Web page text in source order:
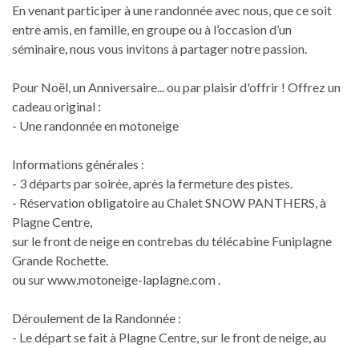
En venant participer à une randonnée avec nous, que ce soit
entre amis, en famille, en groupe ou à l’occasion d’un
séminaire, nous vous invitons à partager notre passion.
Pour Noël, un Anniversaire... ou par plaisir d'offrir ! Offrez un
cadeau original :
- Une randonnée en motoneige
Informations générales :
- 3 départs par soirée, après la fermeture des pistes.
- Réservation obligatoire au Chalet SNOW PANTHERS, à
Plagne Centre,
sur le front de neige en contrebas du télécabine Funiplagne
Grande Rochette.
ou sur www.motoneige-laplagne.com .
Déroulement de la Randonnée :
- Le départ se fait à Plagne Centre, sur le front de neige, au